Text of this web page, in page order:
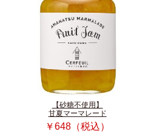
【砂糖不使用】
甘夏マーマレード
￥648（税込）